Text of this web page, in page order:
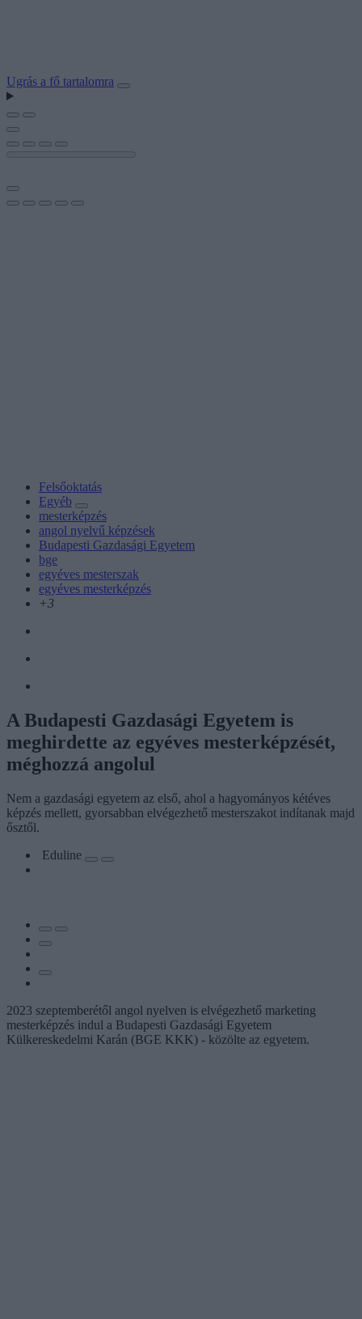
Ugrás a fő tartalomra
Felsőoktatás
Egyéb
mesterképzés
angol nyelvű képzések
Budapesti Gazdasági Egyetem
bge
egyéves mesterszak
egyéves mesterképzés
+3
A Budapesti Gazdasági Egyetem is
meghirdette az egyéves mesterképzését,
méghozzá angolul
Nem a gazdasági egyetem az első, ahol a hagyományos kétéves
képzés mellett, gyorsabban elvégezhető mesterszakot indítanak majd
ősztől.
Eduline
2023 szeptemberétől angol nyelven is elvégezhető marketing
mesterképzés indul a Budapesti Gazdasági Egyetem
Külkereskedelmi Karán (BGE KKK) - közölte az egyetem.